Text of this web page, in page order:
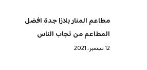
مطاعم المنار بلازا جدة افضل
المطاعم من تجاب الناس
12 سبتمبر، 2021